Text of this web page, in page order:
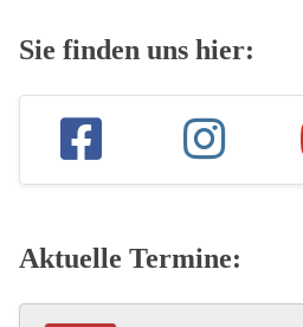
Sie finden uns hier:
Aktuelle Termine: